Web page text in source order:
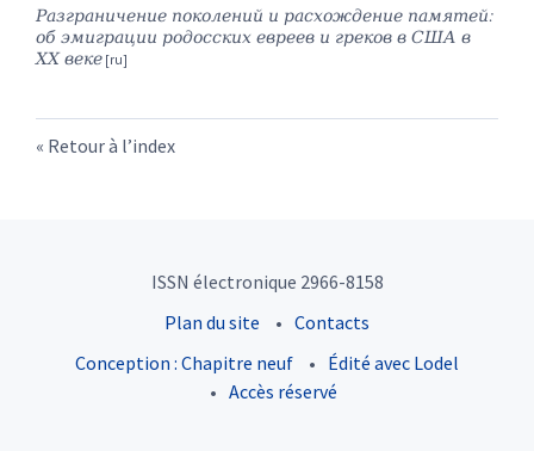
Разграничение поколений и расхождение памятей:
об эмиграции родосских евреев и греков в США в
ХХ веке
Retour à l’index
ISSN électronique 2966-8158
Plan du site
Contacts
Conception : Chapitre neuf
Édité avec Lodel
Accès réservé